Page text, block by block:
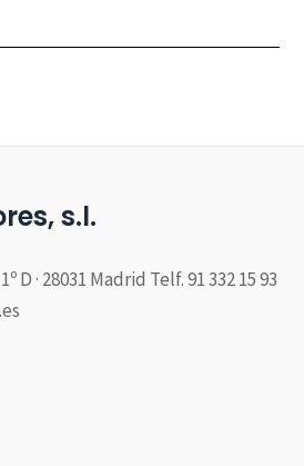
s.l.
D · 28031 Madrid Telf. 91 332 15 93